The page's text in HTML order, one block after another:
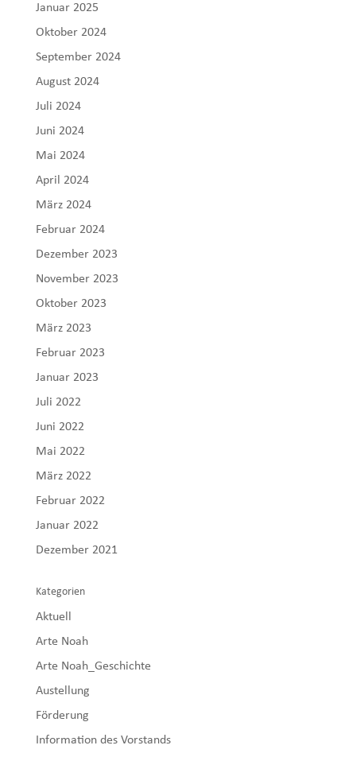
Januar 2025
Oktober 2024
September 2024
August 2024
Juli 2024
Juni 2024
Mai 2024
April 2024
März 2024
Februar 2024
Dezember 2023
November 2023
Oktober 2023
März 2023
Februar 2023
Januar 2023
Juli 2022
Juni 2022
Mai 2022
März 2022
Februar 2022
Januar 2022
Dezember 2021
Kategorien
Aktuell
Arte Noah
Arte Noah_Geschichte
Austellung
Förderung
Information des Vorstands